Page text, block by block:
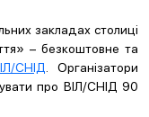
закладах столиці
– безкоштовне та
СНІД
. Організатори
про ВІЛ/СНІД 90